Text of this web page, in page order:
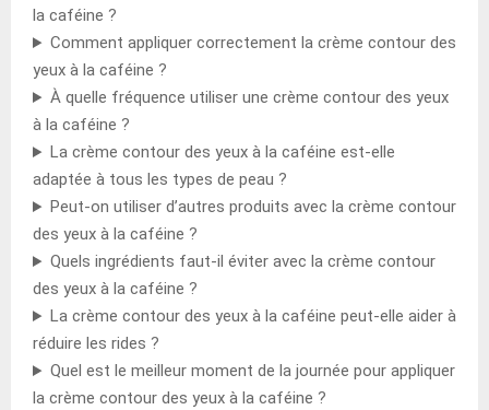
la caféine ?
Comment appliquer correctement la crème contour des
yeux à la caféine ?
À quelle fréquence utiliser une crème contour des yeux
à la caféine ?
La crème contour des yeux à la caféine est-elle
adaptée à tous les types de peau ?
Peut-on utiliser d’autres produits avec la crème contour
des yeux à la caféine ?
Quels ingrédients faut-il éviter avec la crème contour
des yeux à la caféine ?
La crème contour des yeux à la caféine peut-elle aider à
réduire les rides ?
Quel est le meilleur moment de la journée pour appliquer
la crème contour des yeux à la caféine ?